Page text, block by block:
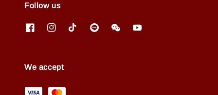
Follow us
We accept